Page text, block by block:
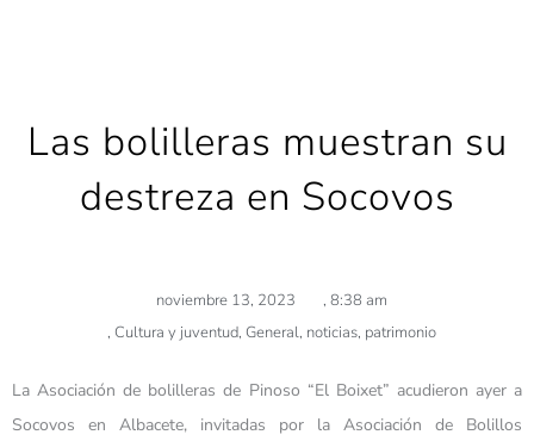
Las bolilleras muestran su
destreza en Socovos
noviembre 13, 2023 , 8:38 am
, Cultura y juventud, General, noticias, patrimonio
La Asociación de bolilleras de Pinoso “El Boixet” acudieron ayer a
Socovos en Albacete, invitadas por la Asociación de Bolillos